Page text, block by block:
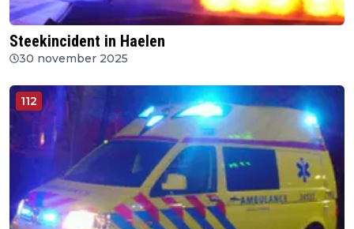
Steekincident in Haelen
30 november 2025
112